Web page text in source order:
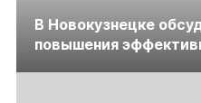
В Новокузнецке
повышения